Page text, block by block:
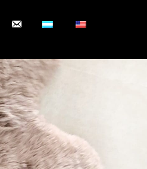
CONTACTO